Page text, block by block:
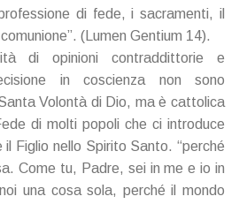
di fede, i sacramenti, il
(Lumen Gentium 14).
di opinioni contraddittorie e
in coscienza non sono
Volontà di Dio, ma è cattolica
di molti popoli che ci introduce
il Figlio nello Spirito Santo. “perché
Come tu, Padre, sei in me e io in
una cosa sola, perché il mondo